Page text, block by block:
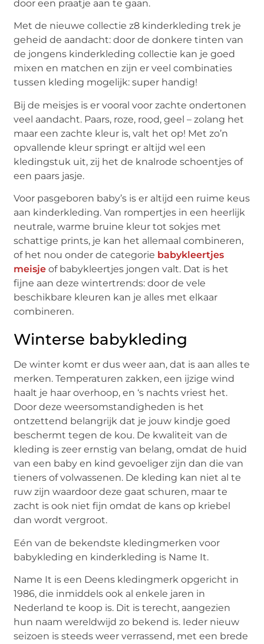
door een praatje aan te gaan.
Met de nieuwe collectie z8 kinderkleding trek je
geheid de aandacht: door de donkere tinten van
de jongens kinderkleding collectie kan je goed
mixen en matchen en zijn er veel combinaties
tussen kleding mogelijk: super handig!
Bij de meisjes is er vooral voor zachte ondertonen
veel aandacht. Paars, roze, rood, geel – zolang het
maar een zachte kleur is, valt het op! Met zo’n
opvallende kleur springt er altijd wel een
kledingstuk uit, zij het de knalrode schoentjes of
een paars jasje.
Voor pasgeboren baby’s is er altijd een ruime keus
aan kinderkleding. Van rompertjes in een heerlijk
neutrale, warme bruine kleur tot sokjes met
schattige prints, je kan het allemaal combineren,
of het nou onder de categorie babykleertjes
meisje of babykleertjes jongen valt. Dat is het
fijne aan deze wintertrends: door de vele
beschikbare kleuren kan je alles met elkaar
combineren.
Winterse babykleding
De winter komt er dus weer aan, dat is aan alles te
merken. Temperaturen zakken, een ijzige wind
haalt je haar overhoop, en ‘s nachts vriest het.
Door deze weersomstandigheden is het
ontzettend belangrijk dat je jouw kindje goed
beschermt tegen de kou. De kwaliteit van de
kleding is zeer ernstig van belang, omdat de huid
van een baby en kind gevoeliger zijn dan die van
tieners of volwassenen. De kleding kan niet al te
ruw zijn waardoor deze gaat schuren, maar te
zacht is ook niet fijn omdat de kans op kriebel
dan wordt vergroot.
Eén van de bekendste kledingmerken voor
babykleding en kinderkleding is Name It.
Name It is een Deens kledingmerk opgericht in
1986, die inmiddels ook al enkele jaren in
Nederland te koop is. Dit is terecht, aangezien
hun naam wereldwijd zo bekend is. Ieder nieuw
seizoen is steeds weer verrassend, met een brede